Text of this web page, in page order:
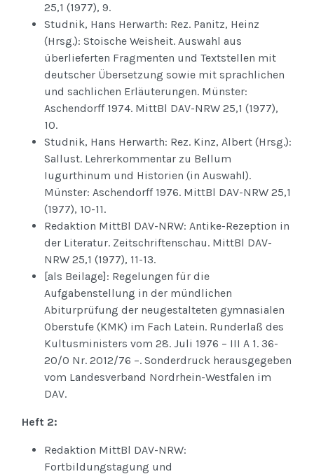
25,1 (1977), 9.
Studnik, Hans Herwarth: Rez. Panitz, Heinz
(Hrsg.): Stoische Weisheit. Auswahl aus
überlieferten Fragmenten und Textstellen mit
deutscher Übersetzung sowie mit sprachlichen
und sachlichen Erläuterungen. Münster:
Aschendorff 1974. MittBl DAV-NRW 25,1 (1977),
10.
Studnik, Hans Herwarth: Rez. Kinz, Albert (Hrsg.):
Sallust. Lehrerkommentar zu Bellum
Iugurthinum und Historien (in Auswahl).
Münster: Aschendorff 1976. MittBl DAV-NRW 25,1
(1977), 10-11.
Redaktion MittBl DAV-NRW: Antike-Rezeption in
der Literatur. Zeitschriftenschau. MittBl DAV-
NRW 25,1 (1977), 11-13.
[als Beilage]: Regelungen für die
Aufgabenstellung in der mündlichen
Abiturprüfung der neugestalteten gymnasialen
Oberstufe (KMK) im Fach Latein. Runderlaß des
Kultusministers vom 28. Juli 1976 – III A 1. 36-
20/0 Nr. 2012/76 –. Sonderdruck herausgegeben
vom Landesverband Nordrhein-Westfalen im
DAV.
Heft 2:
Redaktion MittBl DAV-NRW:
Fortbildungstagung und